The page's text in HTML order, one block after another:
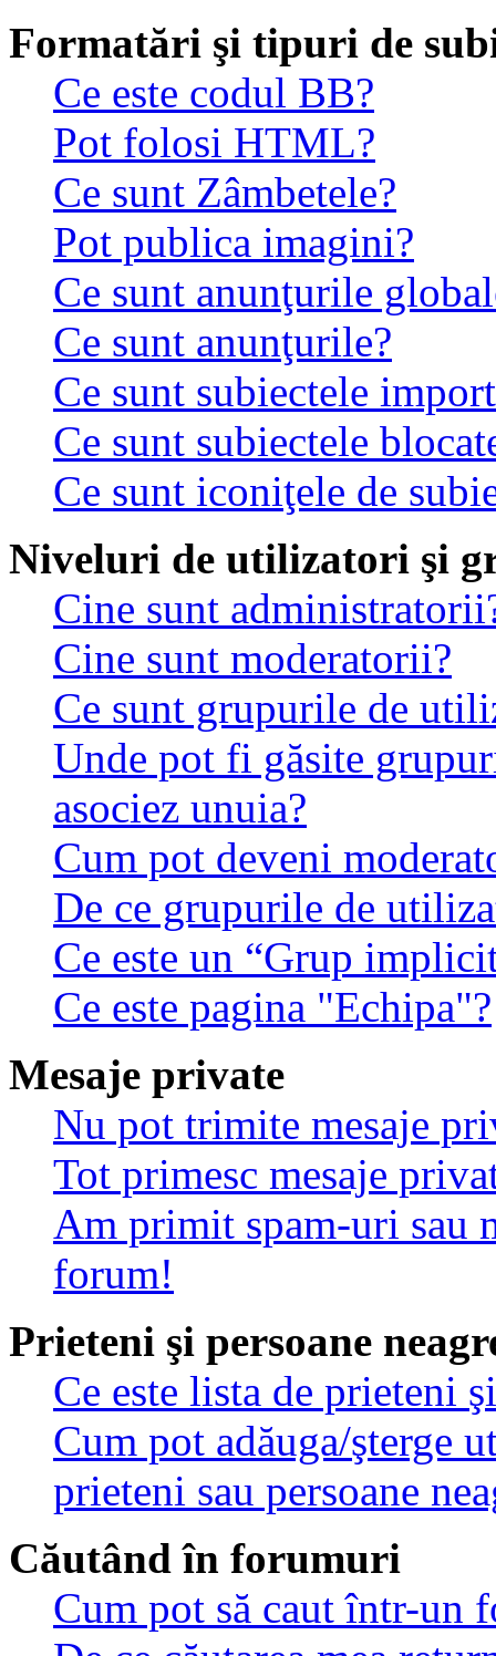
Formatări şi tipuri de
Ce este codul BB?
Pot folosi HTML?
Ce sunt Zâmbetele?
Pot publica imagini?
Ce sunt anunţurile
Ce sunt anunţurile?
Ce sunt subiectele
Ce sunt subiectele
Ce sunt iconiţele de
Niveluri de utilizatori şi
Cine sunt
Cine sunt moderatorii?
Ce sunt grupurile de
Unde pot fi găsite
asociez unuia?
Cum pot deveni
De ce grupurile de
Ce este un “Grup
Ce este pagina "Echipa"?
Mesaje private
Nu pot trimite mesaje
Tot primesc mesaje
Am primit spam-uri sau
forum!
Prieteni şi persoane
Ce este lista de prieteni
Cum pot adăuga/şterge
prieteni sau persoane
Căutând în forumuri
Cum pot să caut într-un